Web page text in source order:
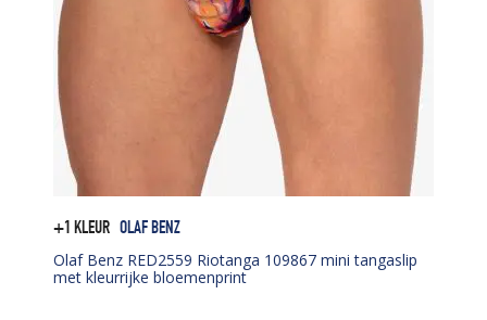
+1 KLEUR OLAF BENZ
Olaf Benz RED2559 Riotanga 109867 mini tangaslip
met kleurrijke bloemenprint